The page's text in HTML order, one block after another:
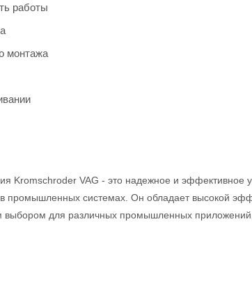
работы
монтажа
Kromschroder VAG - это надежное и эффективное
в промышленных системах. Он обладает высокой
выбором для различных промышленных приложений.